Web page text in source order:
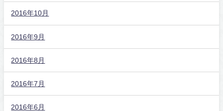
2016年10月
2016年9月
2016年8月
2016年7月
2016年6月